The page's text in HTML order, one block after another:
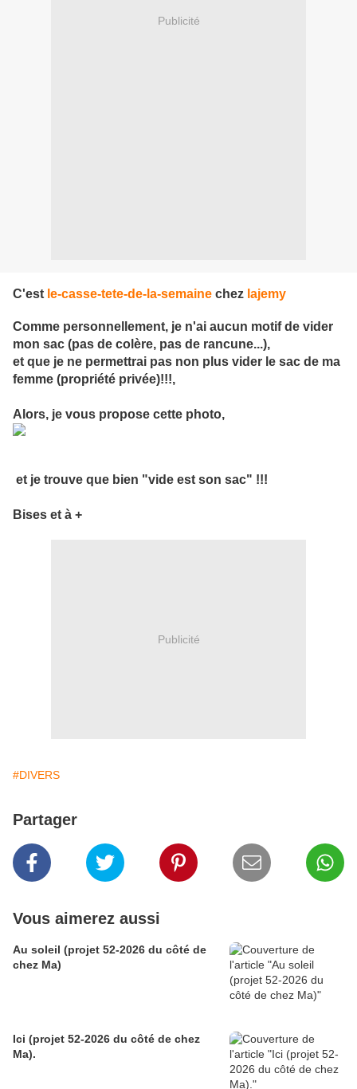
Publicité
C'est le-casse-tete-de-la-semaine chez lajemy
Comme personnellement, je n'ai aucun motif de vider
mon sac (pas de colère, pas de rancune...),
et que je ne permettrai pas non plus vider le sac de ma
femme (propriété privée)!!!,
Alors, je vous propose cette photo,
et je trouve que bien "vide est son sac" !!!
Bises et à +
Publicité
#DIVERS
Partager
Vous aimerez aussi
Au soleil (projet 52-2026 du côté de
chez Ma)
Ici (projet 52-2026 du côté de chez
Ma).